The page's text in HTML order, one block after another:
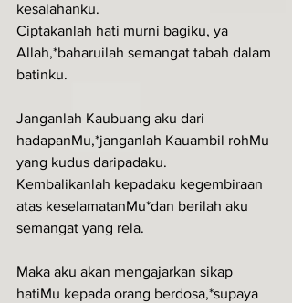
kesalahanku.
Ciptakanlah hati murni bagiku, ya
Allah,*baharuilah semangat tabah dalam
batinku.
Janganlah Kaubuang aku dari
hadapanMu,*janganlah Kauambil rohMu
yang kudus daripadaku.
Kembalikanlah kepadaku kegembiraan
atas keselamatanMu*dan berilah aku
semangat yang rela.
Maka aku akan mengajarkan sikap
hatiMu kepada orang berdosa,*supaya